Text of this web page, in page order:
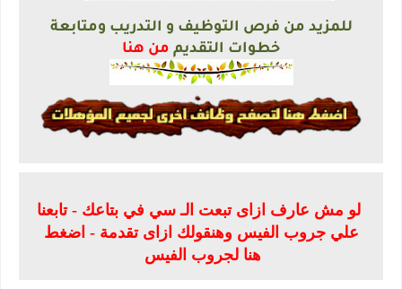
للمزيد من فرص التوظيف و التدريب ومتابعة
خطوات التقديم من هنا
لو مش عارف ازاى تبعت الـ سي في بتاعك - تابعنا
علي جروب الفيس وهنقولك ازاى تقدمة - اضغط
هنا لجروب الفيس